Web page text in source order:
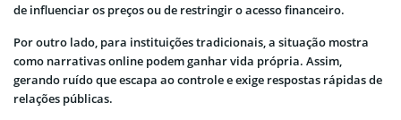
de influenciar os preços ou de restringir o acesso financeiro.
Por outro lado, para instituições tradicionais, a situação mostra
como narrativas online podem ganhar vida própria. Assim,
gerando ruído que escapa ao controle e exige respostas rápidas de
relações públicas.